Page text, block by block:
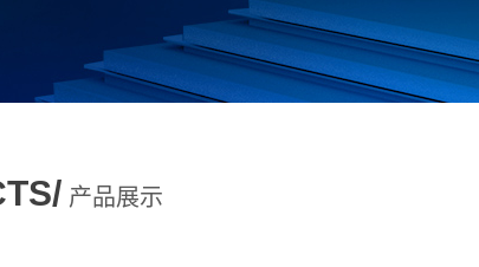
产品展示